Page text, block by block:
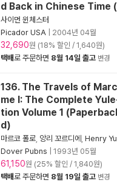
d Back in Chinese Time
사이먼 윈체스터
Picador USA
2004년 04월
32,690원 (18% 할인 / 1,640원)
택배로 주문하면 8월 14일 출고 변경
136. The Travels of
me I: The Complete
tion Volume 1
d)
마르코 폴로 앙리 꼬르디에 Henry
Dover Pubns
1993년 05월
61,150원 (25% 할인 / 1,840원)
택배로 주문하면 8월 19일 출고 변경